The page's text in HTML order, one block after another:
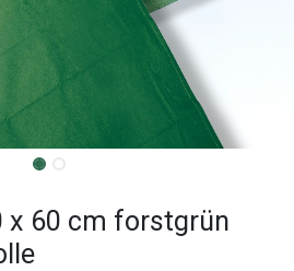
x 60 cm forstgrün